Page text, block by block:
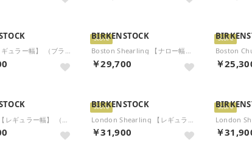
Tokio 【レギュラー幅】 （ブラック）
Store
BIRKENSTOCK
Boston Shearling 【ナロー幅】 （トープ）
￥29,700
Store
￥
Store
BIRKENSTOCK
￥31,900
Store
￥